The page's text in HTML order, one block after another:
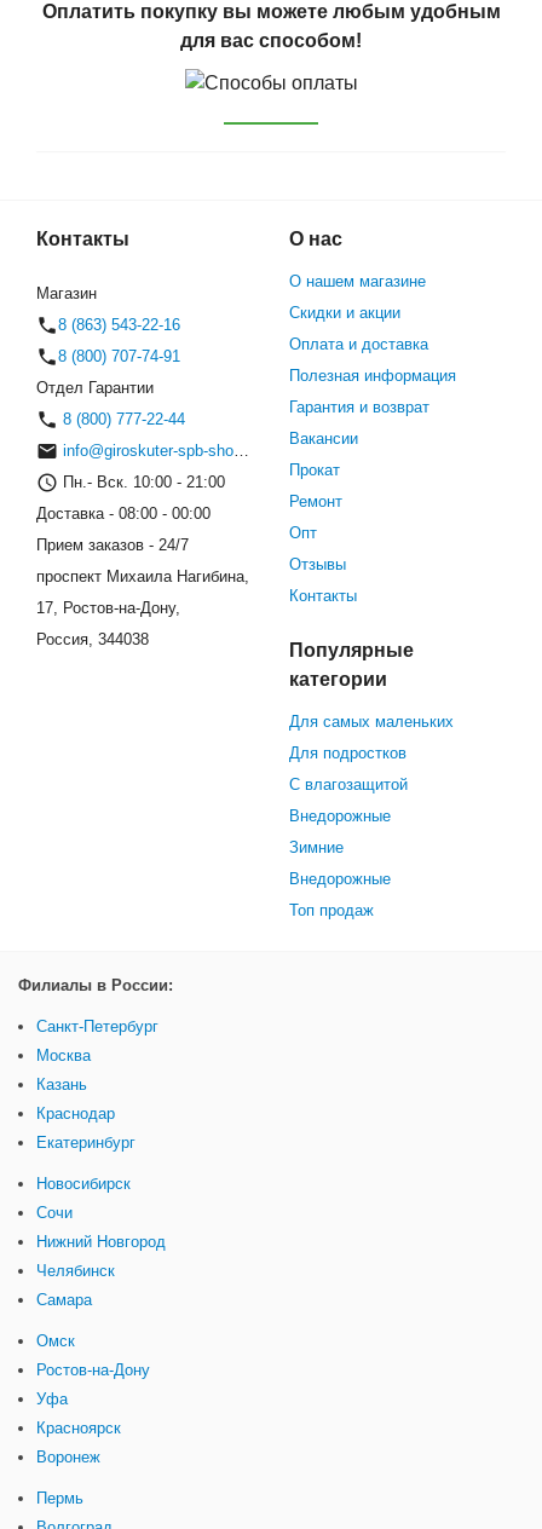
Оплатить покупку вы можете любым удобным
для вас способом!
Контакты
Магазин
8 (863) 543-22-16
8 (800) 707-74-91
Отдел Гарантии
8 (800) 777-22-44
info@giroskuter-spb-shop.ru
Пн.- Вск. 10:00 - 21:00
Доставка - 08:00 - 00:00
Прием заказов - 24/7
проспект Михаила Нагибина,
17, Ростов-на-Дону,
Россия, 344038
О нас
О нашем магазине
Скидки и акции
Оплата и доставка
Полезная информация
Гарантия и возврат
Вакансии
Прокат
Ремонт
Опт
Отзывы
Контакты
Популярные
категории
Для самых маленьких
Для подростков
С влагозащитой
Внедорожные
Зимние
Внедорожные
Топ продаж
Филиалы в России:
Санкт-Петербург
Москва
Казань
Краснодар
Екатеринбург
Новосибирск
Сочи
Нижний Новгород
Челябинск
Самара
Омск
Ростов-на-Дону
Уфа
Красноярск
Воронеж
Пермь